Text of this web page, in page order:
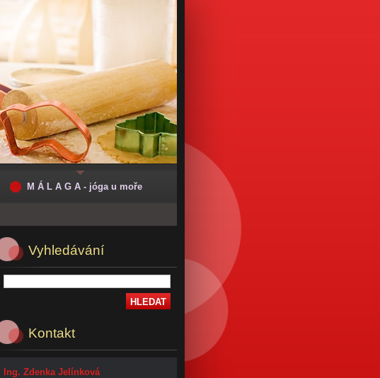
Vyhledávání
Kontakt
Ing. Zdenka Jelínková
M Á L A G A - jóga u moře